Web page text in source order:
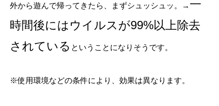
外から遊んで帰ってきたら、まずシュッシュッ。→ 一
時間後にはウイルスが99%以上除去
されている ということになりそうです。
※使用環境などの条件により、効果は異なります。